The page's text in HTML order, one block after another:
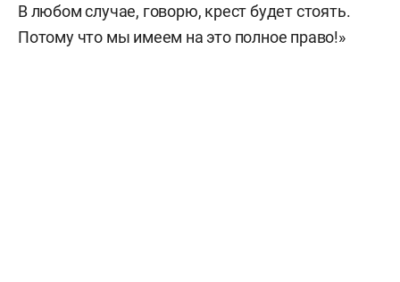
В любом случае, говорю, крест будет стоять.
Потому что мы имеем на это полное право!»